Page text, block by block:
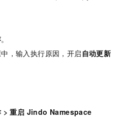
。
，输入执行原因，开启 自动更新
>重启 Jindo Namespace